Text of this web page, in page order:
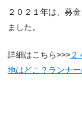
２０２１年は、募
ました。
詳細はこちら>>> ２
地はどこ？ランナー